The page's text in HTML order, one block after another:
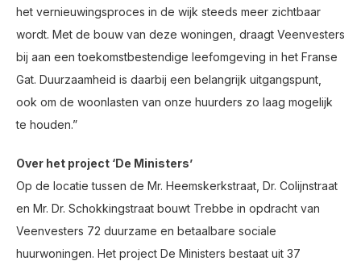
het vernieuwingsproces in de wijk steeds meer zichtbaar
wordt. Met de bouw van deze woningen, draagt Veenvesters
bij aan een toekomstbestendige leefomgeving in het Franse
Gat. Duurzaamheid is daarbij een belangrijk uitgangspunt,
ook om de woonlasten van onze huurders zo laag mogelijk
te houden.”
Over het project ‘De Ministers’
Op de locatie tussen de Mr. Heemskerkstraat, Dr. Colijnstraat
en Mr. Dr. Schokkingstraat bouwt Trebbe in opdracht van
Veenvesters 72 duurzame en betaalbare sociale
huurwoningen. Het project De Ministers bestaat uit 37